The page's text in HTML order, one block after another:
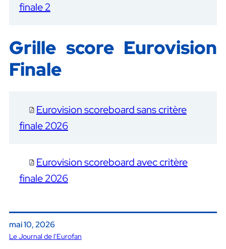
finale 2
Grille score Eurovision
Finale
Eurovision scoreboard sans critère
finale 2026
Eurovision scoreboard avec critère
finale 2026
mai 10, 2026
Le Journal de l'Eurofan